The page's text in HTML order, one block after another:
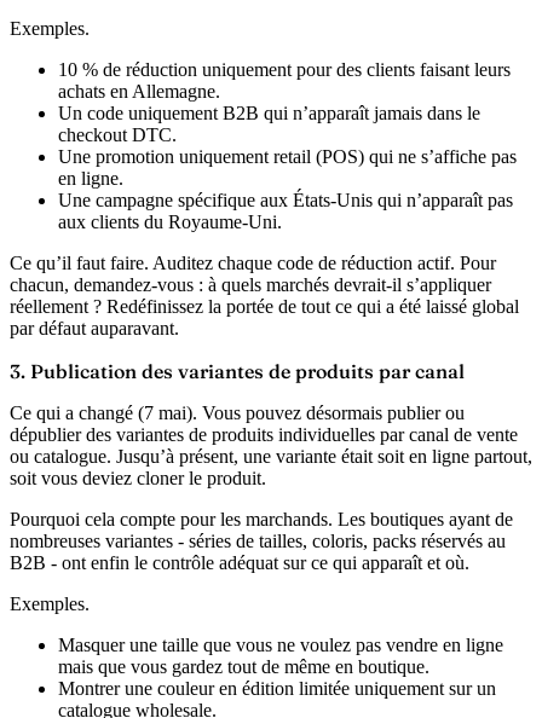
Exemples.
10 % de réduction uniquement pour des clients faisant leurs
achats en Allemagne.
Un code uniquement B2B qui n’apparaît jamais dans le
checkout DTC.
Une promotion uniquement retail (POS) qui ne s’affiche pas
en ligne.
Une campagne spécifique aux États-Unis qui n’apparaît pas
aux clients du Royaume-Uni.
Ce qu’il faut faire. Auditez chaque code de réduction actif. Pour
chacun, demandez-vous : à quels marchés devrait-il s’appliquer
réellement ? Redéfinissez la portée de tout ce qui a été laissé global
par défaut auparavant.
3. Publication des variantes de produits par canal
Ce qui a changé (7 mai). Vous pouvez désormais publier ou
dépublier des variantes de produits individuelles par canal de vente
ou catalogue. Jusqu’à présent, une variante était soit en ligne partout,
soit vous deviez cloner le produit.
Pourquoi cela compte pour les marchands. Les boutiques ayant de
nombreuses variantes - séries de tailles, coloris, packs réservés au
B2B - ont enfin le contrôle adéquat sur ce qui apparaît et où.
Exemples.
Masquer une taille que vous ne voulez pas vendre en ligne
mais que vous gardez tout de même en boutique.
Montrer une couleur en édition limitée uniquement sur un
catalogue wholesale.